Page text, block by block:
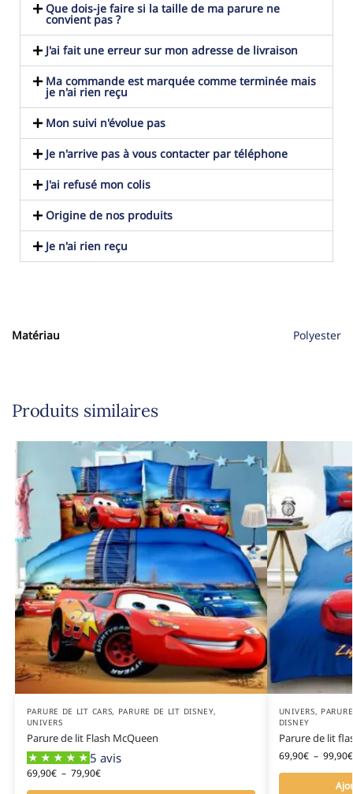
Que dois-je faire si la taille de ma parure ne
convient pas ?
J'ai fait une erreur sur mon adresse de livraison
Ma commande est marquée comme terminée mais
je n'ai rien reçu
Mon suivi n'évolue pas
Je n'arrive pas à vous contacter par téléphone
J'ai refusé mon colis
Origine de nos produits
Je n'ai rien reçu
Matériau Polyester
Produits similaires
PARURE DE LIT CARS, PARURE DE LIT DISNEY,
UNIVERS
Parure de lit Flash McQueen
5 avis
69,90€ – 79,90€
UNIVERS,
DISNEY
Parure de lit
69,90€ – 99,90€